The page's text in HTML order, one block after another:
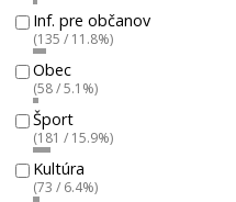
Inf. pre občanov
(135 / 11.8%)
Obec
(58 / 5.1%)
Šport
(181 / 15.9%)
Kultúra
(73 / 6.4%)